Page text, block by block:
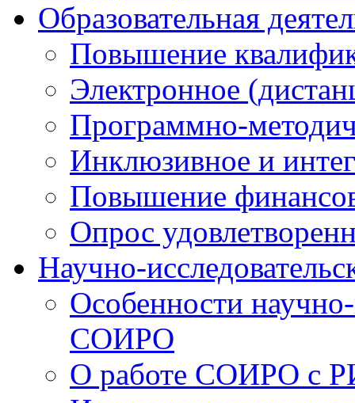
Образовательная
Повышение
Электронное
Программно-
Инклюзивное и
Повышение
Опрос
Научно-
Особенности
СОИРО
О работе СОИРО с